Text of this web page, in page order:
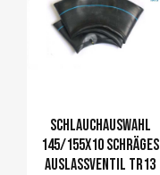
Schlauchauswahl
145/155x10 schräges
Auslassventil TR13